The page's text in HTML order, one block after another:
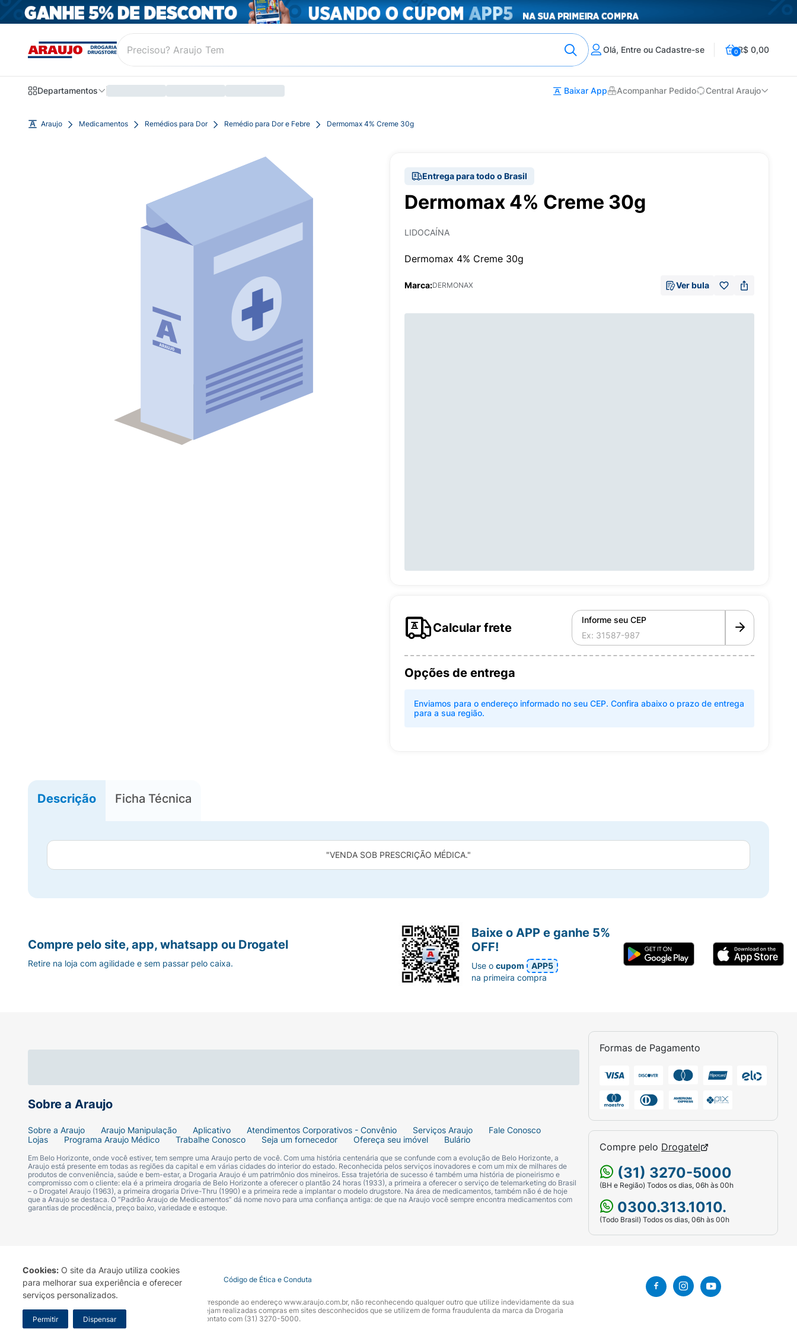
Cookies: O site da Araujo utiliza cookies
para melhorar sua experiência e oferecer
serviços personalizados.
Permitir Dispensar
Olá, Entre ou Cadastre-se 0R$ 0,00
Departamentos Baixar App Acompanhar Pedido Central Araujo
Araujo Medicamentos Remédios para Dor Remédio para Dor e Febre Dermomax 4% Creme 30g
Entrega para todo o Brasil
Dermomax 4% Creme 30g
LIDOCAÍNA
Dermomax 4% Creme 30g
Marca:DERMONAX Ver bula
Calcular frete
Informe seu CEP
Opções de entrega
Enviamos para o endereço informado no seu CEP. Confira abaixo o prazo de entrega
para a sua região.
Descrição Ficha Técnica
"VENDA SOB PRESCRIÇÃO MÉDICA."
Sobre a Araujo
Sobre a Araujo Araujo Manipulação Aplicativo Atendimentos Corporativos - Convênio Serviços Araujo
Fale Conosco
Lojas
Programa Araujo Médico Trabalhe Conosco Seja um fornecedor Ofereça seu imóvel Bulário
Em Belo Horizonte, onde você estiver, tem sempre uma Araujo perto de você. Com uma história centenária que se confunde com a evolução de Belo Horizonte, a
Araujo está presente em todas as regiões da capital e em várias cidades do interior do estado. Reconhecida pelos serviços inovadores e com um mix de milhares de
produtos de conveniência, saúde e bem-estar, a Drogaria Araujo é um patrimônio dos mineiros. Essa trajetória de sucesso é também uma história de pioneirismo e
compromisso com o cliente: ela é a primeira drogaria de Belo Horizonte a oferecer o plantão 24 horas (1933), a primeira a oferecer o serviço de telemarketing do Brasil
– o Drogatel Araujo (1963), a primeira drogaria Drive-Thru (1990) e a primeira rede a implantar o modelo drugstore. Na área de medicamentos, também não é de hoje
que a Araujo se destaca. O “Padrão Araujo de Medicamentos” dá nome novo para uma confiança antiga: de que na Araujo você sempre encontra medicamentos com
garantias de procedência, preço baixo, variedade e estoque.
Formas de Pagamento
Compre pelo Drogatel
(31) 3270-5000
(BH e Região) Todos os dias, 06h às 00h
0300.313.1010.
(Todo Brasil) Todos os dias, 06h às 00h
Compre pelo site, app, whatsapp ou Drogatel
Retire na loja com agilidade e sem passar pelo caixa.
Baixe o APP e ganhe 5%
OFF!
Use ocupom
APP5
na primeira compra
Termo de Uso Portal da Privacidade Covid-19 Código de Ética e Conduta
A Drogaria Araujo S/A informa que o seu site oficial corresponde ao endereço www.araujo.com.br, não reconhecendo qualquer outro que utilize indevidamente da sua
marca. Para sua segurança recomendamos que não sejam realizadas compras em sites desconhecidos que se utilizem de forma fraudulenta da marca da Drogaria
Araujo S.A. Em caso de dúvidas, gentileza entrar em contato com (31) 3270-5000.